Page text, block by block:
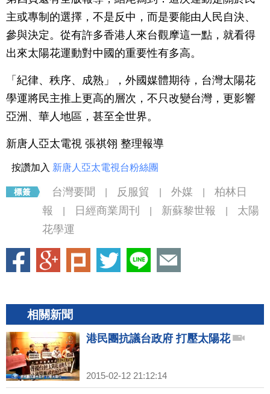
主或專制的選擇，不是反中，而是要能由人民自決、
參與決定。從有許多香港人來台觀摩這一點，就看得
出來太陽花運動對中國的重要性有多高。
「紀律、秩序、成熟」，外國媒體期待，台灣太陽花
學運將民主推上更高的層次，不只改變台灣，更影響
亞洲、華人地區，甚至全世界。
新唐人亞太電視 張祺翎 整理報導
按讚加入 新唐人亞太電視台粉絲團
台灣要聞 反服貿 外媒
柏林日
報
日經商業周刊 新蘇黎世報
太陽
花學運
相關新聞
港民團抗議台政府 打壓太陽花
2015-02-12 21:12:14